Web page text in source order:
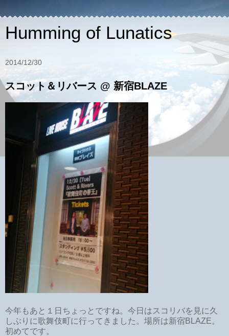
Humming of Lunatics
2014/12/30
スコット＆リバース @ 新宿BLAZE
今年もあと１日ちょっとですね。今日はスコリバを見に久
しぶりに歌舞伎町に行ってきました。場所は新宿BLAZE。
初めてです。